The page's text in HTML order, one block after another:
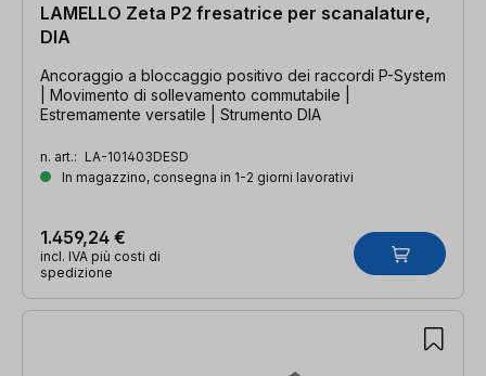
LAMELLO Zeta P2 fresatrice per scanalature,
DIA
Ancoraggio a bloccaggio positivo dei raccordi P-System
| Movimento di sollevamento commutabile |
Estremamente versatile | Strumento DIA
n. art.: LA-101403DESD
In magazzino, consegna in 1-2 giorni lavorativi
1.459,24 €
incl. IVA più costi di
spedizione